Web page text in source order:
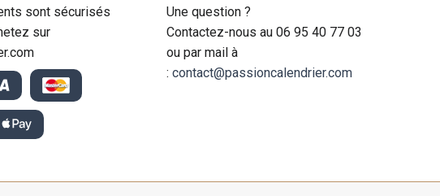
sont sécurisés
sur
Une question ?
Contactez-nous au 06 95 40 77 03
ou par mail à
: contact@passioncalendrier.com